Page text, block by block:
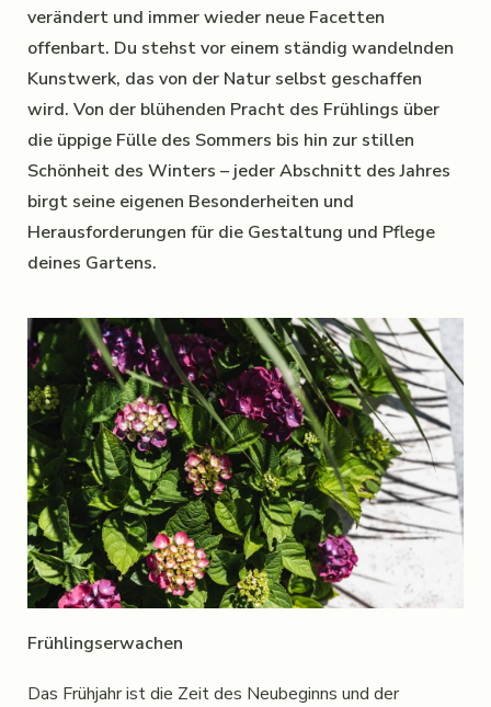
verändert und immer wieder neue Facetten
offenbart. Du stehst vor einem ständig wandelnden
Kunstwerk, das von der Natur selbst geschaffen
wird. Von der blühenden Pracht des Frühlings über
die üppige Fülle des Sommers bis hin zur stillen
Schönheit des Winters – jeder Abschnitt des Jahres
birgt seine eigenen Besonderheiten und
Herausforderungen für die Gestaltung und Pflege
deines Gartens.
Frühlingserwachen
Das Frühjahr ist die Zeit des Neubeginns und der